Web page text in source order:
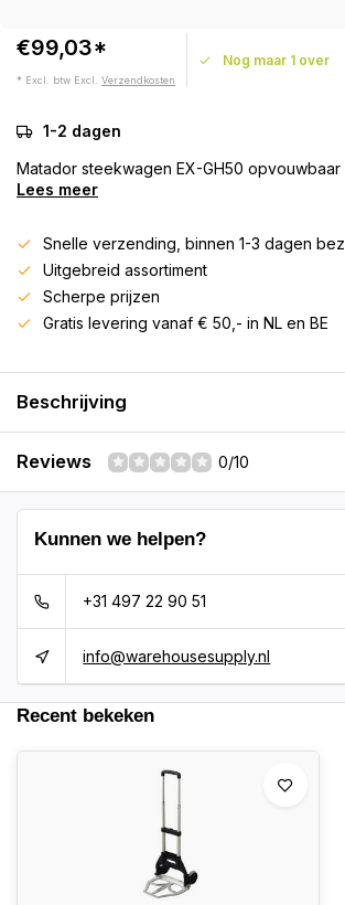
€99,03*
* Excl. btw Excl. Verzendkosten
Nog maar 1 over
1-2 dagen
Matador steekwagen EX-GH50 opvouwbaar
Lees meer
Snelle verzending, binnen 1-3 dagen
Uitgebreid assortiment
Scherpe prijzen
Gratis levering vanaf € 50,- in NL en BE
Beschrijving
Reviews 0/10
Kunnen we helpen?
+31 497 22 90 51
info@warehousesupply.nl
Recent bekeken